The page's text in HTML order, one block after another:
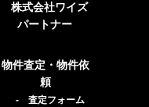
株式会社ワイズ
パートナー
物件査定・物件依
頼
- 査定フォーム